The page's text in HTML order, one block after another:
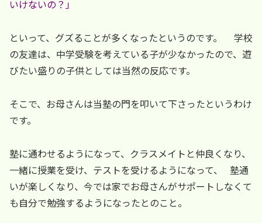
いけないの？」
といって、グズることが多くなったというのです。 学校
の友達は、中学受験を考えている子が少なかったので、遊
びたい盛りの子供としては当然の反応です。
そこで、お母さんは当塾の門を叩いて下さったというわけ
です。
塾に通わせるようになって、クラスメイトと仲良くなり、
一緒に授業を受け、テストを受けるようになって、 塾通
いが楽しくなり、今では家でお母さんがサポートしなくて
も自分で勉強するようになったとのこと。